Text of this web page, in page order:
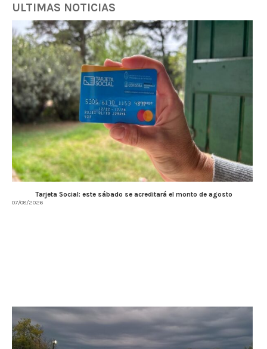
ULTIMAS NOTICIAS
Tarjeta Social: este sábado se acreditará el monto de agosto
07/08/2026